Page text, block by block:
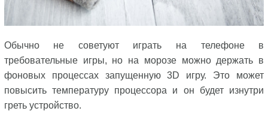
Обычно не советуют играть на телефоне в
требовательные игры, но на морозе можно держать в
фоновых процессах запущенную 3D игру. Это может
повысить температуру процессора и он будет изнутри
греть устройство.